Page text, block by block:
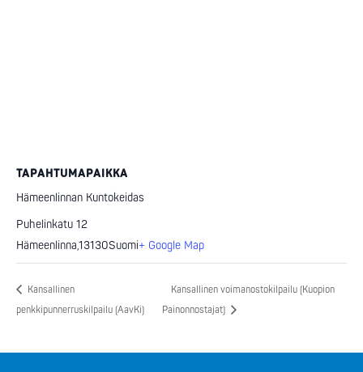
TAPAHTUMAPAIKKA
Hämeenlinnan Kuntokeidas
Puhelinkatu 12
Hämeenlinna,13130Suomi+ Google Map
Kansallinen
penkkipunnerruskilpailu (AavKi)
Kansallinen voimanostokilpailu (Kuopion
Painonnostajat)